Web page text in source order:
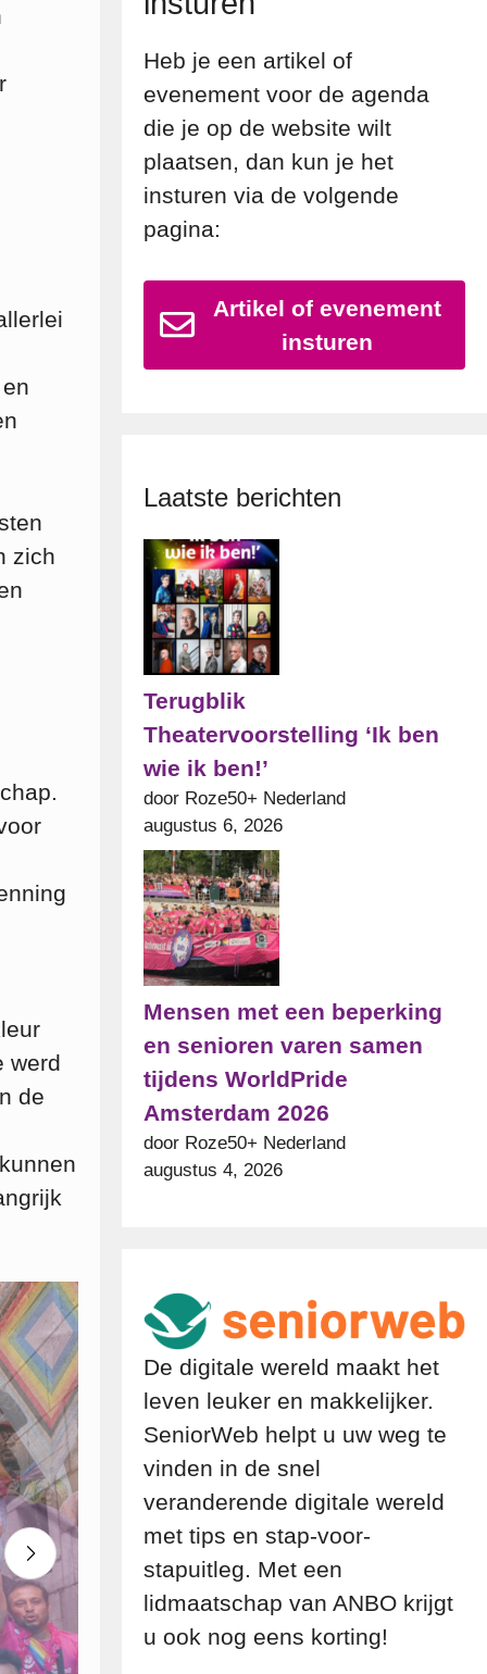
zich
werd
de
Heb je een artikel of
evenement voor de agenda
die je op de website wilt
plaatsen, dan kun je het
insturen via de volgende
pagina:
Artikel of evenement
insturen
Laatste berichten
Terugblik
Theatervoorstelling ‘Ik ben
wie ik ben!’
door Roze50+ Nederland
augustus 6, 2026
Mensen met een beperking
en senioren varen samen
tijdens WorldPride
Amsterdam 2026
door Roze50+ Nederland
augustus 4, 2026
De digitale wereld maakt het
leven leuker en makkelijker.
SeniorWeb helpt u uw weg te
vinden in de snel
veranderende digitale wereld
met tips en stap-voor-
stapuitleg. Met een
lidmaatschap van ANBO krijgt
u ook nog eens korting!